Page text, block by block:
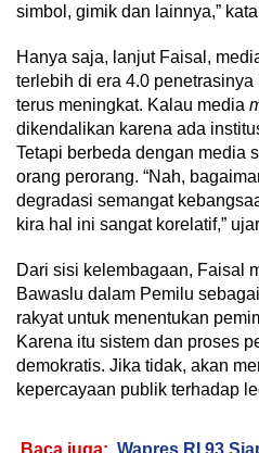
simbol, gimik dan lainnya,”
Hanya saja, lanjut Faisal,
terlebih di era 4.0 penetrasinya
terus meningkat. Kalau media
dikendalikan karena ada
Tetapi berbeda dengan media
orang perorang. “Nah,
degradasi semangat
kira hal ini sangat korelatif,”
Dari sisi kelembagaan, Faisal
Bawaslu dalam Pemilu
rakyat untuk menentukan
Karena itu sistem dan proses
demokratis. Jika tidak, akan
kepercayaan publik terhadap
Baca juga: Wapres RI 93